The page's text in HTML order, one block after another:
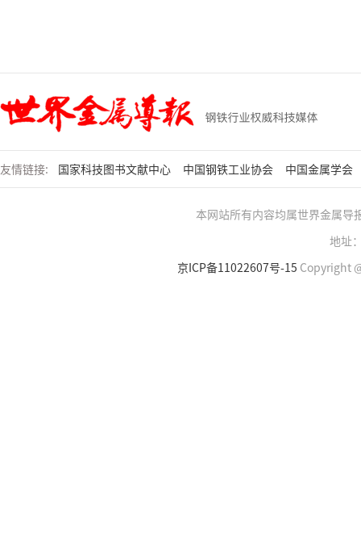
友情链接: 国家科技图书文献中心 中国钢铁工业协会 中国金属学会
本网站所有内容均属世界金属导
地址
京ICP备11022607号-15 Copyright